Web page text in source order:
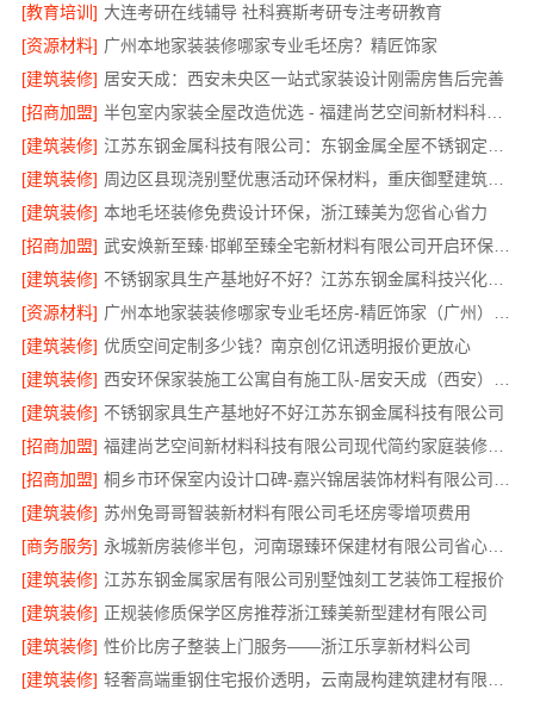
[教育培训] 大连考研在线辅导 社科赛斯考研专注考研教育
[资源材料] 广州本地家装装修哪家专业毛坯房？精匠饰家
[建筑装修] 居安天成：西安未央区一站式家装设计刚需房售后完善
[招商加盟]
半包室内家装全屋改造优选 - 福建尚艺空间新材料科技有限公司
[建筑装修]
[建筑装修]
周边区县现浇别墅优惠活动环保材料，重庆御墅建筑材料有限公司限时促销
[建筑装修] 本地毛坯装修免费设计环保，浙江臻美为您省心省力
[招商加盟]
武安焕新至臻·邯郸至臻全宅新材料有限公司开启环保装修新时代
[建筑装修]
不锈钢家具生产基地好不好？江苏东钢金属科技兴化基地探秘
[资源材料]
[建筑装修] 优质空间定制多少钱？南京创亿讯透明报价更放心
[建筑装修]
[建筑装修] 不锈钢家具生产基地好不好江苏东钢金属科技有限公司
[招商加盟]
福建尚艺空间新材料科技有限公司现代简约家庭装修免费设计整体落地
[招商加盟]
[建筑装修] 苏州兔哥哥智装新材料有限公司毛坯房零增项费用
[商务服务]
永城新房装修半包，河南璟臻环保建材有限公司省心可靠
[建筑装修] 江苏东钢金属家居有限公司别墅蚀刻工艺装饰工程报价
[建筑装修] 正规装修质保学区房推荐浙江臻美新型建材有限公司
[建筑装修] 性价比房子整装上门服务——浙江乐享新材料公司
[建筑装修]